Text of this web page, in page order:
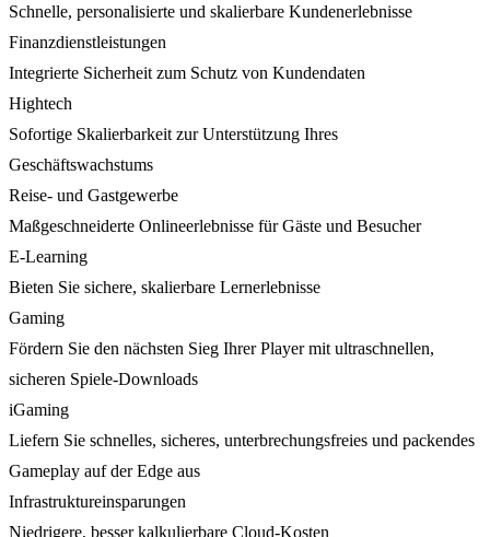
Schnelle, personalisierte und skalierbare Kundenerlebnisse
Finanzdienstleistungen
Integrierte Sicherheit zum Schutz von Kundendaten
Hightech
Sofortige Skalierbarkeit zur Unterstützung Ihres
Geschäftswachstums
Reise- und Gastgewerbe
Maßgeschneiderte Onlineerlebnisse für Gäste und Besucher
E-Learning
Bieten Sie sichere, skalierbare Lernerlebnisse
Gaming
Fördern Sie den nächsten Sieg Ihrer Player mit ultraschnellen,
sicheren Spiele-Downloads
iGaming
Liefern Sie schnelles, sicheres, unterbrechungsfreies und packendes
Gameplay auf der Edge aus
Infrastruktureinsparungen
Niedrigere, besser kalkulierbare Cloud-Kosten